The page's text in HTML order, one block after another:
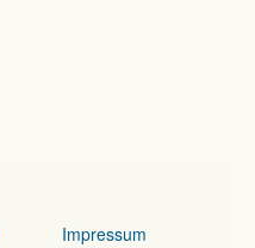
Impressum